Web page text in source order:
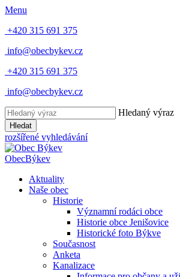
Menu
+420 315 691 375
info@obecbykev.cz
+420 315 691 375
info@obecbykev.cz
Hledaný výraz
Hledat
rozšířené vyhledávání
ObecBýkev
Aktuality
Naše obec
Historie
Významní rodáci obce
Historie obce Jenišovice
Historické foto Býkve
Současnost
Anketa
Kanalizace